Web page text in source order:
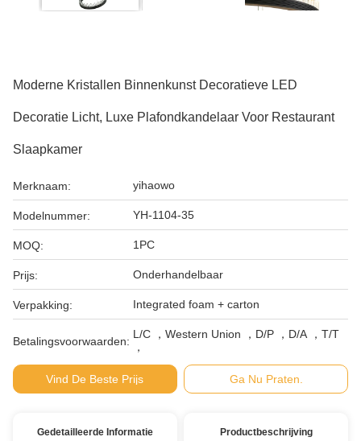
Moderne Kristallen Binnenkunst Decoratieve LED
Decoratie Licht, Luxe Plafondkandelaar Voor Restaurant
Slaapkamer
Merknaam: yihaowo
Modelnummer: YH-1104-35
MOQ: 1PC
Prijs: Onderhandelbaar
Verpakking: Integrated foam + carton
Betalingsvoorwaarden:
L/C ，Western Union ，D/P ，D/A ，T/T
，
Vind De Beste Prijs Ga Nu Praten.
Gedetailleerde Informatie Productbeschrijving